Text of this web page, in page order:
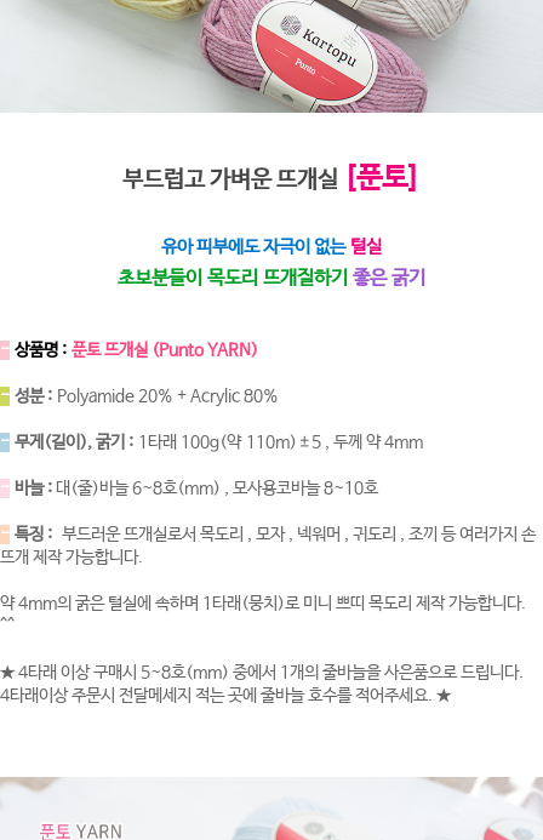
부드럽고 가벼운 뜨개실 [푼토]
유아 피부에도 자극이 없는 털실
초보분들이 목도리 뜨개질하기 좋은 굵기
- 상품명 : 푼토 뜨개실 (Punto YARN)
- 성분 : Polyamide 20% + Acrylic 80%
- 무게(길이), 굵기 : 1타래 100g(약 110m)±5 , 두께 약 4mm
- 바늘 : 대(줄)바늘 6~8호(mm) , 모사용코바늘 8~10호
- 특징 : 부드러운 뜨개실로서 목도리 , 모자 , 넥워머 , 귀도리 , 조끼 등 여러가지 손
뜨개 제작 가능합니다.
약 4mm의 굵은 털실에 속하며 1타래(뭉치)로 미니 쁘띠 목도리 제작 가능합니다.
^^
★ 4타래 이상 구매시 5~8호(mm) 중에서 1개의 줄바늘을 사은품으로 드립니다.
4타래이상 주문시 전달메세지 적는 곳에 줄바늘 호수를 적어주세요. ★